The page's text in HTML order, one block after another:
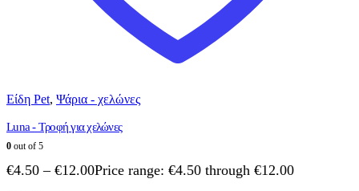
Είδη Pet, Ψάρια - χελώνες
Luna - Τροφή για χελώνες
0 out of 5
€4.50 – €12.00Price range: €4.50 through €12.00